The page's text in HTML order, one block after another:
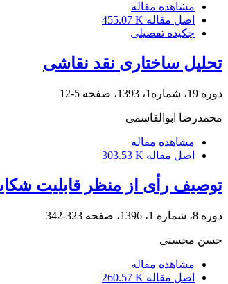
مشاهده مقاله
اصل مقاله 455.07 K
چکیده تفصیلی
تحلیل ساختاری نقد نقاشی
دوره 19، شماره1، 1393، صفحه 5-12
محمدرضا ابوالقاسمی
مشاهده مقاله
اصل مقاله 303.53 K
توصیف رأی از منظر قابلیت
دوره 8، شماره 1، 1396، صفحه 323-342
حسن محسنی
مشاهده مقاله
اصل مقاله 260.57 K